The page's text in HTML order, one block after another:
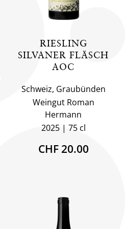
RIESLING
SILVANER FLÄSCH
AOC
Schweiz, Graubünden
Weingut Roman
Hermann
2025
75 cl
CHF 20.00